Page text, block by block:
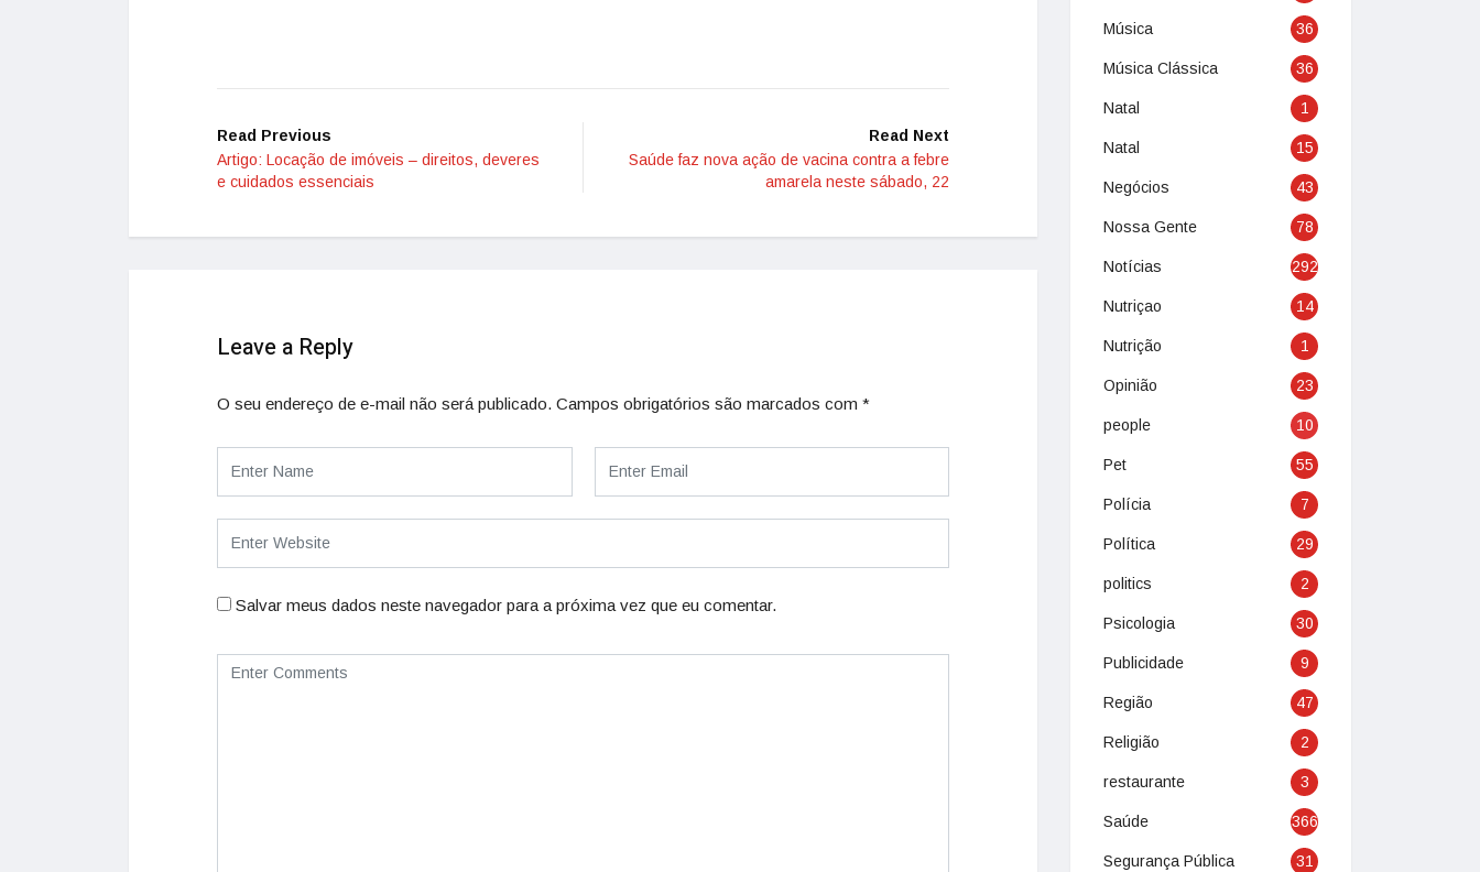
Read Previous
Artigo: Locação de imóveis – direitos, deveres
e cuidados essenciais
Read Next
Saúde faz nova ação de vacina contra a febre
amarela neste sábado, 22
Leave a Reply
O seu endereço de e-mail não será publicado. Campos obrigatórios são marcados com *
Salvar meus dados neste navegador para a próxima vez que eu comentar.
Música 36
Música Clássica 36
Natal 1
Natal 15
Negócios 43
Nossa Gente 78
Notícias 292
Nutriçao 14
Nutrição 1
Opinião 23
people 10
Pet 55
Polícia 7
Política 29
politics 2
Psicologia 30
Publicidade 9
Região 47
Religião 2
restaurante 3
Saúde 366
Segurança Pública 31